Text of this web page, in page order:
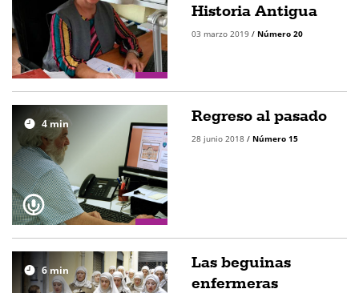
Historia Antigua
03 marzo 2019 / Número 20
4min Regreso al pasado
28 junio 2018 / Número 15
6 min
Las beguinas
enfermeras